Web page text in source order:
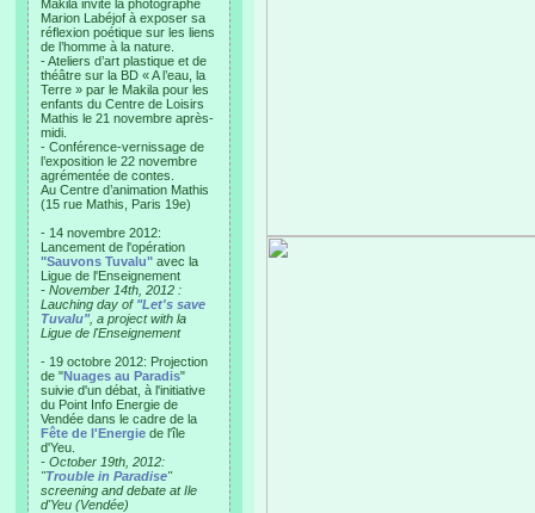
Makila invite la photographe
Marion Labéjof à exposer sa
réflexion poétique sur les liens
de l’homme à la nature.
- Ateliers d’art plastique et de
théâtre sur la BD « A l’eau, la
Terre » par le Makila pour les
enfants du Centre de Loisirs
Mathis le 21 novembre après-
midi.
- Conférence-vernissage de
l’exposition le 22 novembre
agrémentée de contes.
Au Centre d’animation Mathis
(15 rue Mathis, Paris 19e)
- 14 novembre 2012:
Lancement de l'opération
"Sauvons Tuvalu" avec la
Ligue de l'Enseignement
- November 14th, 2012 :
Lauching day of "Let's save
Tuvalu", a project with la
Ligue de l'Enseignement
- 19 octobre 2012: Projection
de "Nuages au Paradis"
suivie d'un débat, à l'initiative
du Point Info Energie de
Vendée dans le cadre de la
Fête de l'Energie de l'île
d'Yeu.
- October 19th, 2012:
"Trouble in Paradise"
screening and debate at Ile
d'Yeu (Vendée)